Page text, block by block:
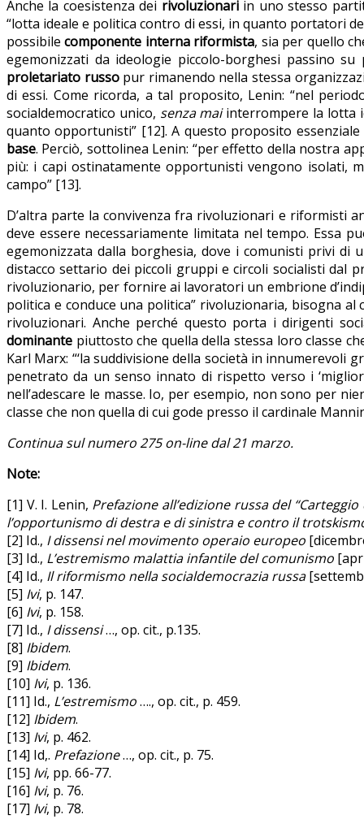
Anche la coesistenza dei rivoluzionariin uno stesso
“lotta ideale e politica contro di essi, in quanto portatori
possibilecomponente interna riformista, sia per quello
egemonizzati da ideologie piccolo-borghesi passino
proletariato russopur rimanendo nella stessa
di essi. Come ricorda, a tal proposito, Lenin: “nel
socialdemocratico unico, senza maiinterrompere la lotta
quanto opportunisti” [12]. A questo proposito
base. Perciò, sottolinea Lenin: “per effetto della nostra
più: i capi ostinatamente opportunisti vengono isolati,
campo” [13].
D’altra parte la convivenza fra rivoluzionari e riformisti
deve essere necessariamente limitata nel tempo. Essa
egemonizzata dalla borghesia, dove i comunisti privi di
distacco settario dei piccoli gruppi e circoli socialisti dal
rivoluzionario, per fornire ai lavoratori un embrione
politica e conduce una politica” rivoluzionaria, bisogna
rivoluzionari. Anche perché questo porta i dirigenti
dominante piuttosto che quella della stessa loro classe
Karl Marx: “‘la suddivisione della società in innumerevoli
penetrato da un senso innato di rispetto verso i
nell’adescare le masse. Io, per esempio, non sono per
classe che non quella di cui gode presso il cardinale
Continua sul numero 275 on-line dal 21 marzo.
Note:
[1] V. I. Lenin, Prefazione all’edizione russa del “Carteggio
l’opportunismo di destra e di sinistra e contro il
[2] Id., I dissensi nel movimento operaio europeo
[3] Id., L’estremismo malattia infantile del comunismo
[4] Id., Il riformismo nella socialdemocrazia russa
[5] Ivi, p. 147.
[6] Ivi, p. 158.
[7] Id., I dissensi…, op. cit., p.135.
[8] Ibidem.
[9] Ibidem.
[10] Ivi, p. 136.
[11] Id., L’estremismo…., op. cit., p. 459.
[12] Ibidem.
[13] Ivi, p. 462.
[14] Id,. Prefazione…, op. cit., p. 75.
[15] Ivi, pp. 66-77.
[16] Ivi, p. 76.
[17] Ivi, p. 78.